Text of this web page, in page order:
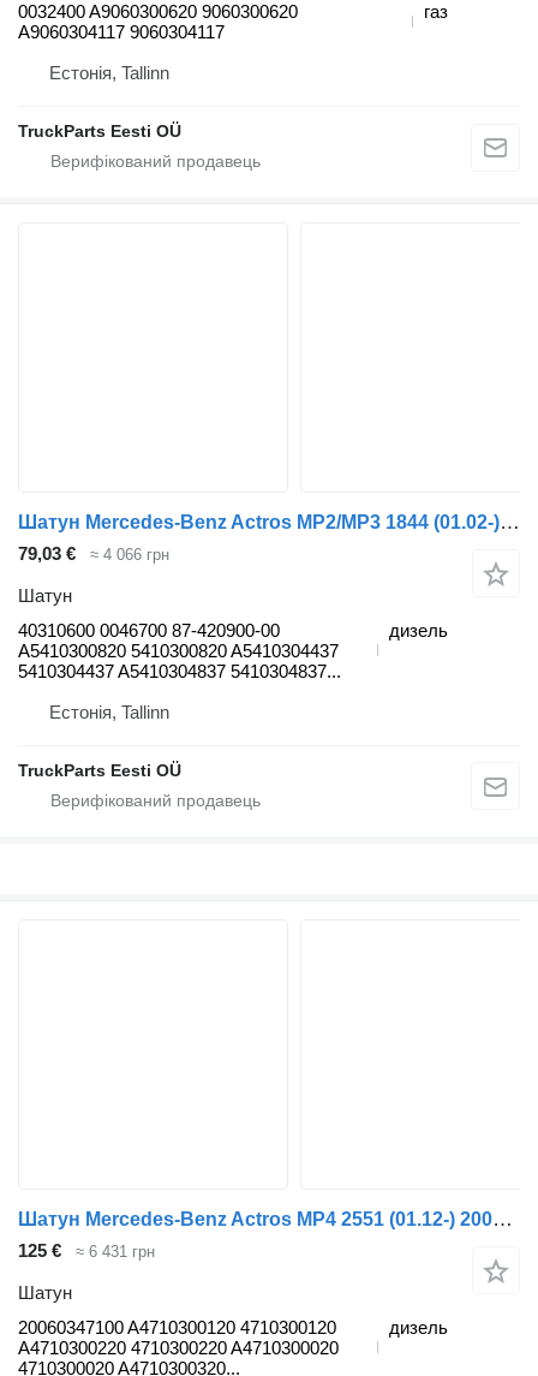
0032400 A9060300620 9060300620
A9060304117 9060304117
газ
Естонія, Tallinn
TruckParts Eesti OÜ
Шатун Mercedes-Benz Actros MP2/MP3 1844 (01.02-) 40310600 до тягача Mercedes-Benz Actros, Axor MP1, MP2, MP3 (1996-2014)
79,03 € ≈ 4 066 грн
Шатун
40310600 0046700 87-420900-00
A5410300820 5410300820 A5410304437
5410304437 A5410304837 5410304837...
дизель
Естонія, Tallinn
TruckParts Eesti OÜ
Шатун Mercedes-Benz Actros MP4 2551 (01.12-) 20060347100 до тягача Mercedes-Benz Actros MP4 Antos Arocs (2012-)
125 € ≈ 6 431 грн
Шатун
20060347100 A4710300120 4710300120
A4710300220 4710300220 A4710300020
4710300020 A4710300320...
дизель